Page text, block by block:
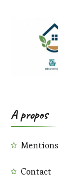
A propos
Contact